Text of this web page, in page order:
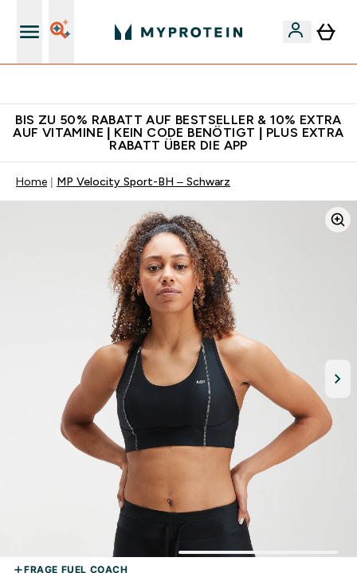
BIS ZU 50% RABATT AUF BESTSELLER & 10% EXTRA
AUF VITAMINE | KEIN CODE BENÖTIGT | PLUS EXTRA
RABATT ÜBER DIE APP
Home MP Velocity Sport-BH – Schwarz